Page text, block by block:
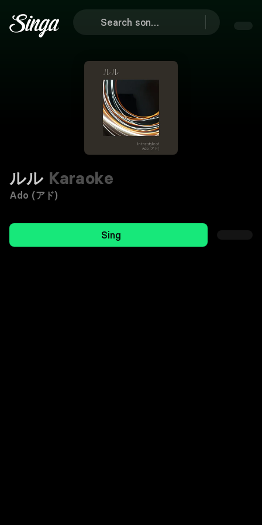
ルル Karaoke
Ado (アド)
Sing